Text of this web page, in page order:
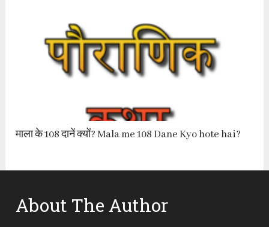
माला के 108 दानें क्यों? Mala me 108 Dane Kyo hote hai?
About The Author